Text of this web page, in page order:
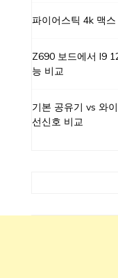
파이어스틱 4k 맥
Z690 보드에서 I9
능 비교
기본 공유기 vs 와
선신호 비교